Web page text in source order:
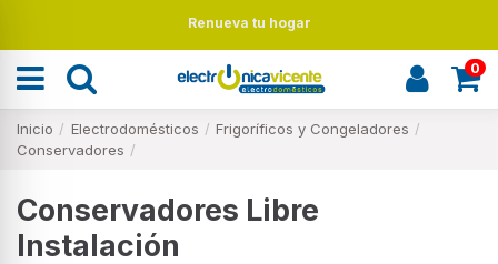
Renueva tu hogar
0
Inicio Electrodomésticos
Frigoríficos y Congeladores
Conservadores
Conservadores Libre
Instalación